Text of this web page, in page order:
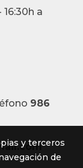
16:30h a
986
y terceros
de